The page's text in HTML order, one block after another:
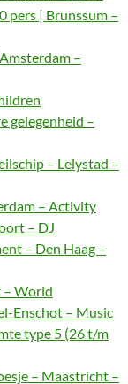
pers | Brunssum –
–
gelegenheid –
– Lelystad –
– Activity
– DJ
– Den Haag –
– World
Enschot – Music
type 5 (26 t/m
– Maastricht –